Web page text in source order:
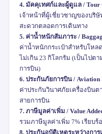
4. มัคคุเทศก์และผู้ดูแล / Tour
เจ้าหน้าที่ผู้เชี่ยวชาญของบริ
สะดวกตลอดการเดินทาง
5. ค่าน้ำหนักสัมภาระ /
ค่าน้ำหนักกระเป๋าสำหรับโหล
ไม่เกิน 23 กิโลกรัม (เป็นไปต
การบิน)
6. ประกันภัยการบิน / Aviation
ค่าประกันวินาศภัยเครื่องบิน
สายการบิน
7. ภาษีมูลค่าเพิ่ม / Value
รวมภาษีมูลค่าเพิ่ม 7% เรียบร้
8. ประกันอุบัติเหตุระหว่างการ